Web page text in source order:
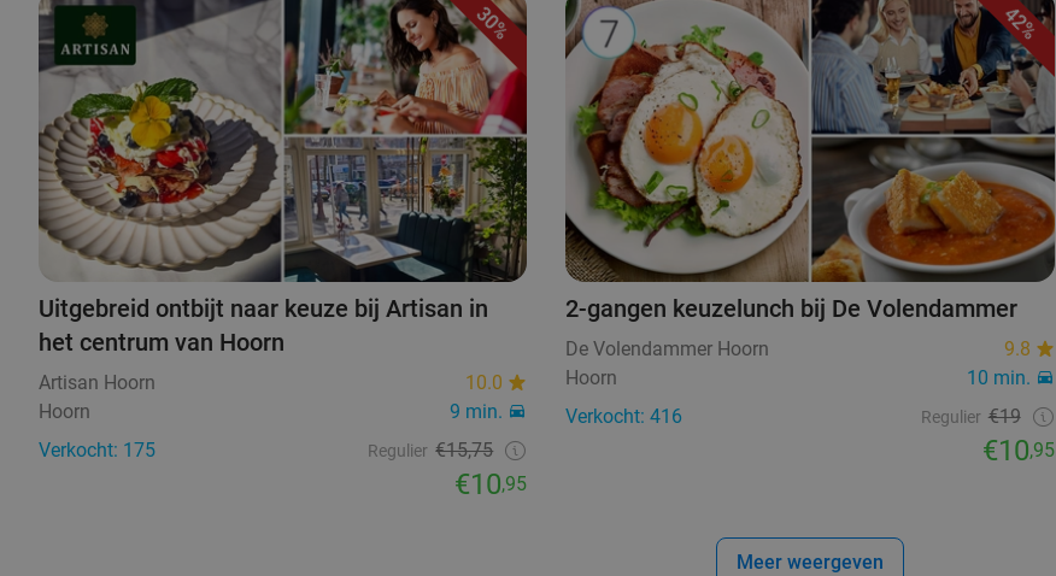
30%
Uitgebreid ontbijt naar keuze bij Artisan in
het centrum van Hoorn
Artisan Hoorn
10.0
Hoorn
9 min.
Verkocht: 175
Regulier €15,75
€10,95
42%
2-gangen keuzelunch bij De Volendammer
De Volendammer Hoorn
9.8
Hoorn
10 min.
Verkocht: 416
Regulier €19
€10,95
Meer weergeven